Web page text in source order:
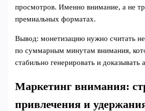
просмотров. Именно внимание, а не
премиальных форматах.
Вывод: монетизацию нужно считать
по суммарным минутам внимания,
стабильно генерировать и доказывать
Маркетинг внимания:
привлечения и